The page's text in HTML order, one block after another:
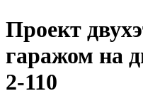
Проект
гаражом на
2-110